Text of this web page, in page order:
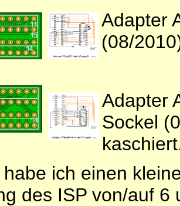
Adapter
(08/
Adapter
Sockel
habe ich einen
des ISP von/auf